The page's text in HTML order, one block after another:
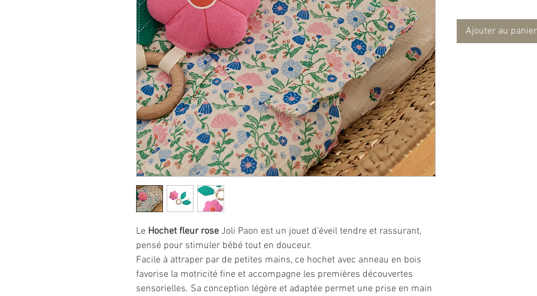
Le Hochet fleur rose Joli Paon est un jouet d’éveil tendre et rassurant,
pensé pour stimuler bébé tout en douceur.
Facile à attraper par de petites mains, ce hochet avec anneau en bois
favorise la motricité fine et accompagne les premières découvertes
sensorielles. Sa conception légère et adaptée permet une prise en main
Ajouter au panier